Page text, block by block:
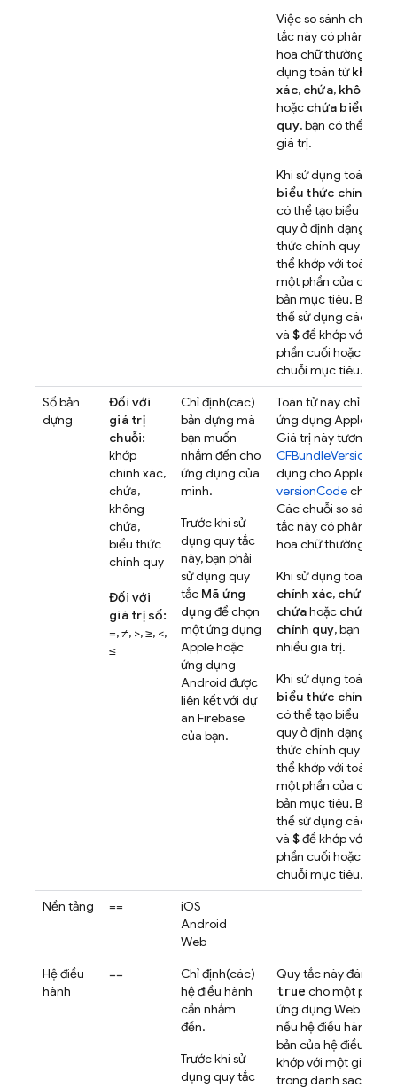
Việc so sánh chuỗi
tắc này có phân biệt
hoa chữ thường. Khi
dụng toán tửkhớp
xác, chứa, không
hoặc chứa biểu
quy, bạn có thể
giá trị.
Khi sử dụng toán tử
biểu thức chính quy
có thể tạo biểu thức
quy ở định dạng
thức chính quy của
thể khớp với toàn bộ
một phần của chuỗi
bản mục tiêu. Bạn
thể sử dụng các
và $để khớp với
phần cuối hoặc toàn
chuỗi mục tiêu.
Số bản
dựng
Đối với
giá trị
chuỗi:
khớp
chính xác,
chứa,
không
chứa,
biểu thức
chính quy
Đối với
giá trị số:
=, ≠, >, ≥, <,
≤
Chỉ định(các)
bản dựng mà
bạn muốn
nhắm đến cho
ứng dụng của
mình.
Trước khi sử
dụng quy tắc
này, bạn phải
sử dụng quy
tắc Mã ứng
dụng để chọn
một ứng dụng
Apple hoặc
ứng dụng
Android được
liên kết với dự
án Firebase
của bạn.
Toán tử này chỉ dành
ứng dụng Apple và
Giá trị này tương ứng
CFBundleVersion
dụng cho Apple và
versionCodecho
Các chuỗi so sánh
tắc này có phân biệt
hoa chữ thường.
Khi sử dụng toán tử
chính xác, chứa
chứahoặc chứa
chính quy, bạn có
nhiều giá trị.
Khi sử dụng toán tử
biểu thức chính quy
có thể tạo biểu thức
quy ở định dạng
thức chính quy của
thể khớp với toàn bộ
một phần của chuỗi
bản mục tiêu. Bạn
thể sử dụng các
và $để khớp với
phần cuối hoặc toàn
chuỗi mục tiêu.
Nền tảng
==
iOS
Android
Web
Hệ điều
hành
==
Chỉ định(các)
hệ điều hành
cần nhắm
đến.
Trước khi sử
dụng quy tắc
Quy tắc này đánh
true cho một phiên
ứng dụng Web nhất
nếu hệ điều hành và
bản của hệ điều
khớp với một giá trị
trong danh sách